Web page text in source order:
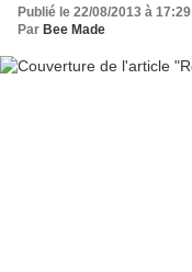
Publié le 22/08/2013 à 17:29
Par Bee Made